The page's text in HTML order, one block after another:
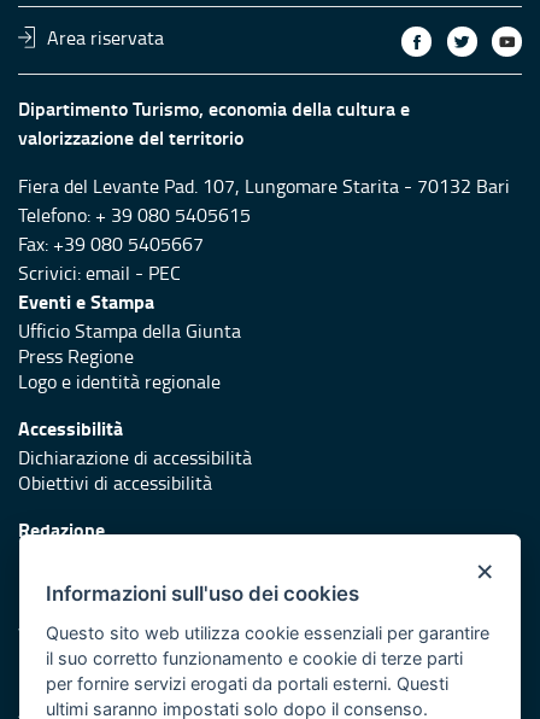
Area riservata
Dipartimento Turismo, economia della cultura e
valorizzazione del territorio
Fiera del Levante Pad. 107, Lungomare Starita - 70132 Bari
Telefono: + 39 080 5405615
Fax: +39 080 5405667
Scrivici:email - PEC
Eventi e Stampa
Ufficio Stampa della Giunta
Press Regione
Logo e identità regionale
Accessibilità
Dichiarazione di accessibilità
Obiettivi di accessibilità
Redazione
Protezione civile
Vai al sito di Protezione Civile Puglia
Iniziativa finanziata con risorse del POR Puglia 2014/2020 -
Asse XI
×
Informazioni sull'uso dei cookies
Questo sito web utilizza cookie essenziali per garantire
il suo corretto funzionamento e cookie di terze parti
per fornire servizi erogati da portali esterni. Questi
ultimi saranno impostati solo dopo il consenso.